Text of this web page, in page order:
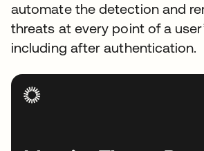
automate the detection and
threats at every point of a
including after authentication.